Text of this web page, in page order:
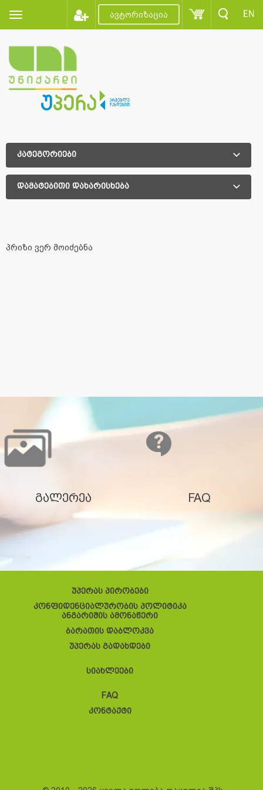
ავტორიზაცია EN
კატეგორიები
დამატებითი დახარისხება
პრიზი ვერ მოიძებნა
გალერეა FAQ
უპერას პირობები
კონფიდენციალურობის პოლიტიკა
ანგარიშის ამონაწერი
ბარათის დაბლოკვა
უპერას გადახდები
სიახლეები
FAQ
კონტაქტი